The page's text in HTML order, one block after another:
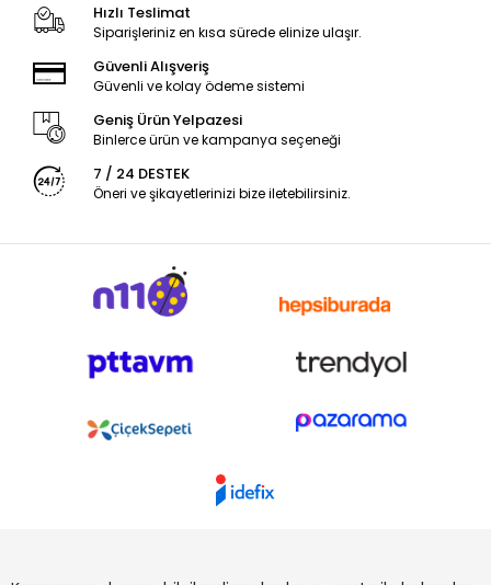
Hızlı Teslimat
Siparişleriniz en kısa sürede elinize ulaşır.
Güvenli Alışveriş
Güvenli ve kolay ödeme sistemi
Geniş Ürün Yelpazesi
Binlerce ürün ve kampanya seçeneği
7 / 24 DESTEK
Öneri ve şikayetlerinizi bize iletebilirsiniz.